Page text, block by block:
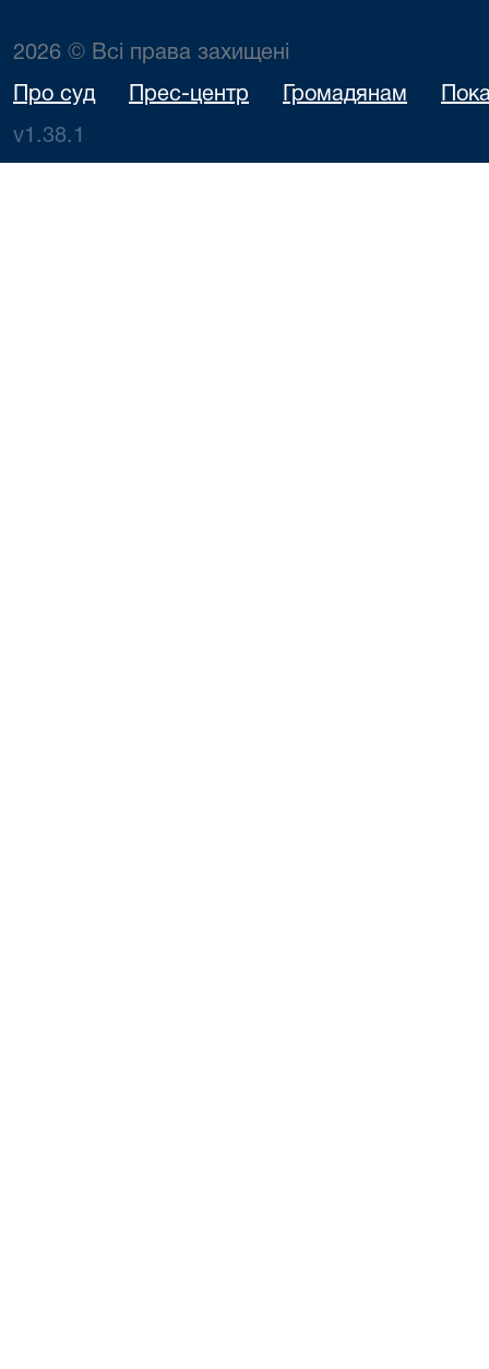
2026 © Всі права захищені
Про суд Прес-центр Громадянам
v1.38.1